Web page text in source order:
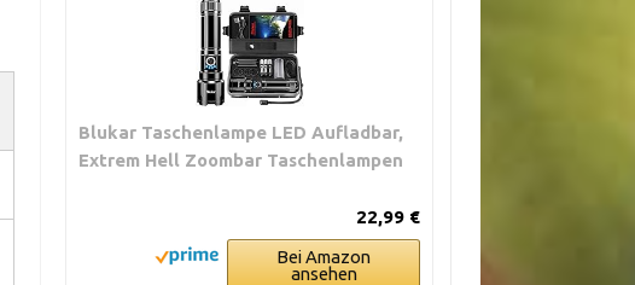
Blukar Taschenlampe LED Aufladbar,
Extrem Hell Zoombar Taschenlampen
22,99 €
Bei Amazon
ansehen